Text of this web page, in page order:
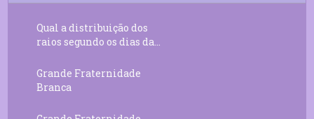
Qual a distribuição dos
raios segundo os dias da...
Grande Fraternidade
Branca